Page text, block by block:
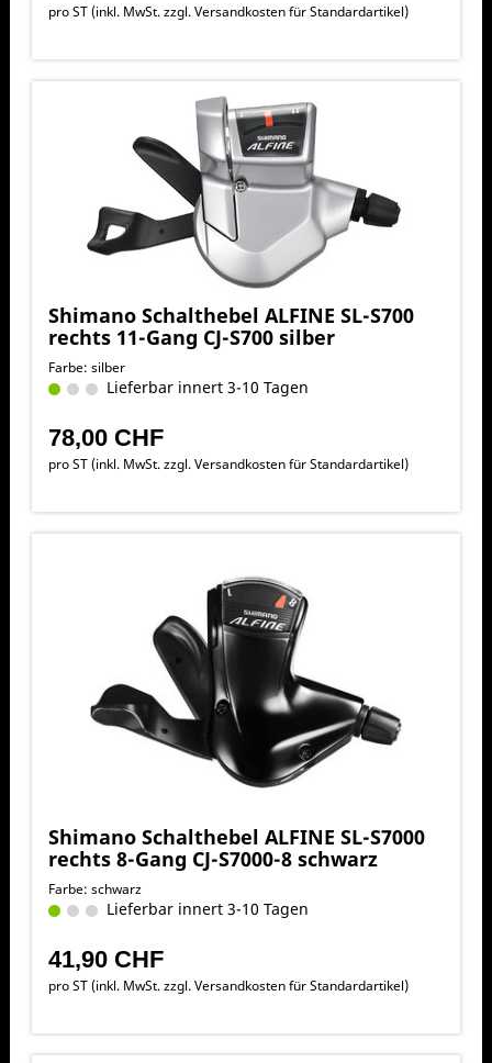
pro ST (inkl. MwSt. zzgl.Versandkosten für Standardartikel)
Shimano Schalthebel ALFINE SL-S700
rechts 11-Gang CJ-S700 silber
Farbe: silber
Lieferbar innert 3-10 Tagen
78,00 CHF
pro ST (inkl. MwSt. zzgl.Versandkosten für Standardartikel)
Shimano Schalthebel ALFINE SL-S7000
rechts 8-Gang CJ-S7000-8 schwarz
Farbe: schwarz
Lieferbar innert 3-10 Tagen
41,90 CHF
pro ST (inkl. MwSt. zzgl.Versandkosten für Standardartikel)